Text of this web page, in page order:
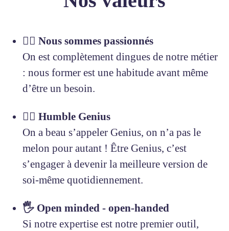
❤️‍🔥 Nous sommes passionnés
On est complètement dingues de notre métier
: nous former est une habitude avant même
d’être un besoin.
🧞‍♂️ Humble Genius
On a beau s’appeler Genius, on n’a pas le
melon pour autant ! Être Genius, c’est
s’engager à devenir la meilleure version de
soi-même quotidiennement.
🖐 Open minded - open-handed
Si notre expertise est notre premier outil,